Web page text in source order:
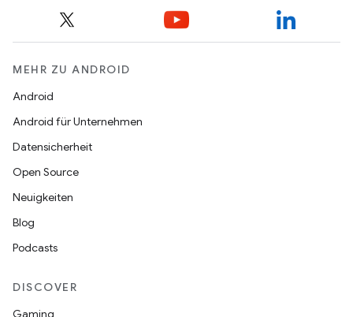
MEHR ZU ANDROID
Android
Android für Unternehmen
Datensicherheit
Open Source
Neuigkeiten
Blog
Podcasts
DISCOVER
Gaming